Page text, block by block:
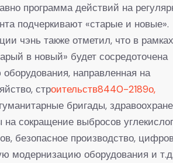
программа действий на
подчеркивают «старые и новые».
чэнь также отметил, что в рамках
в новый» будет сосредоточена
направленная на
строительств8440-2189о,
бригады,
на сокращение выбросов
безопасное производство,
модернизацию оборудования и